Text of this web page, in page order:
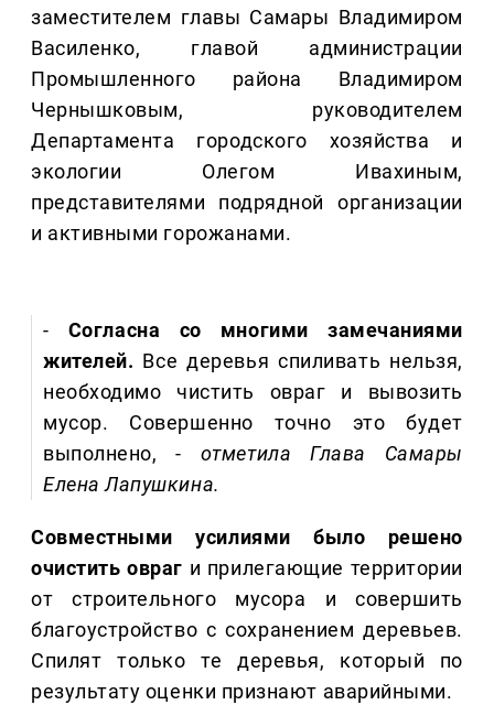
заместителем главы Самары Владимиром
Василенко, главой администрации
Промышленного района Владимиром
Чернышковым, руководителем
Департамента городского хозяйства и
экологии Олегом Ивахиным,
представителями подрядной организации
и активными горожанами.
- Согласна cо многими замечаниями
жителей. Все деревья спиливать нельзя,
необходимо чистить овраг и вывозить
мусор. Совершенно точно это будет
выполнено, - отметила Глава Самары
Елена Лапушкина.
Совместными усилиями было решено
очистить овраг и прилегающие территории
от строительного мусора и совершить
благоустройство с сохранением деревьев.
Спилят только те деревья, который по
результату оценки признают аварийными.